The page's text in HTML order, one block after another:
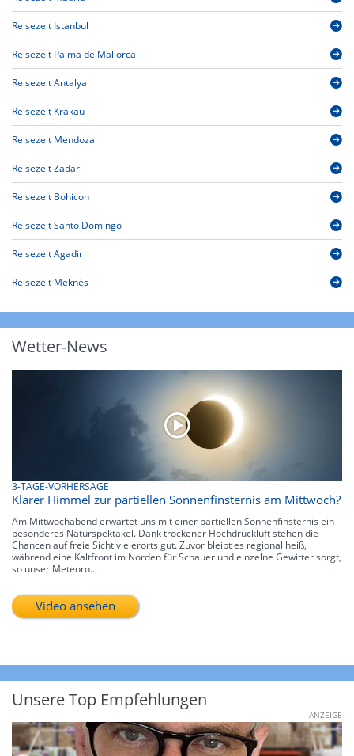
Reisezeit Istanbul
Reisezeit Palma de Mallorca
Reisezeit Antalya
Reisezeit Krakau
Reisezeit Mendoza
Reisezeit Zadar
Reisezeit Bohicon
Reisezeit Santo Domingo
Reisezeit Agadir
Reisezeit Meknès
Wetter-News
3-TAGE-VORHERSAGE
Klarer Himmel zur partiellen Sonnenfinsternis am Mittwoch?
Am Mittwochabend erwartet uns mit einer partiellen Sonnenfinsternis ein
besonderes Naturspektakel. Dank trockener Hochdruckluft stehen die
Chancen auf freie Sicht vielerorts gut. Zuvor bleibt es regional heiß,
während eine Kaltfront im Norden für Schauer und einzelne Gewitter sorgt,
so unser Meteoro...
Video ansehen
Unsere Top Empfehlungen
ANZEIGE